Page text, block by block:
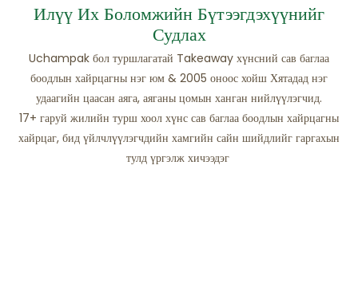
Илүү Их Боломжийн Бүтээгдэхүүнийг
Судлах
Uchampak бол туршлагатай Takeaway хүнсний сав баглаа
боодлын хайрцагны нэг юм & 2005 оноос хойш Хятадад нэг
удаагийн цаасан аяга, аяганы цомын ханган нийлүүлэгчид.
17+ гаруй жилийн турш хоол хүнс сав баглаа боодлын хайрцагны
хайрцаг, бид үйлчлүүлэгчдийн хамгийн сайн шийдлийг гаргахын
тулд үргэлж хичээдэг